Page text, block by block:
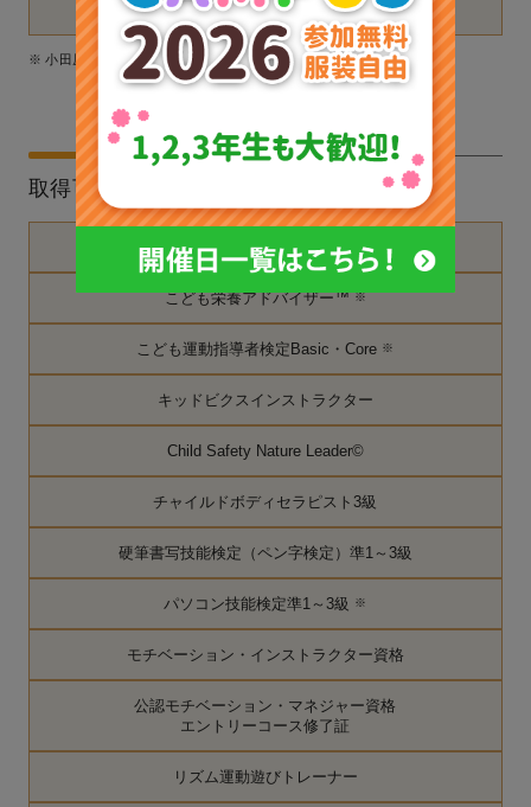
社会福祉主事任用資格※
※ 小田原短期大学との教育連携により取得可
取得可能な資格
子どもの保健検定3級※
こども栄養アドバイザー™※
こども運動指導者検定Basic・Core ※
キッドビクスインストラクター
Child Safety Nature Leader©
チャイルドボディセラピスト3級
硬筆書写技能検定（ペン字検定）準1～3級
パソコン技能検定準1～3級 ※
モチベーション・インストラクター資格
公認モチベーション・マネジャー資格
エントリーコース修了証
リズム運動遊びトレーナー